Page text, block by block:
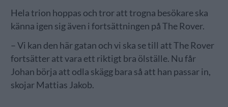
Hela trion hoppas och tror att trogna besökare ska
känna igen sig även i fortsättningen på The Rover.
– Vi kan den här gatan och vi ska se till att The Rover
fortsätter att vara ett riktigt bra ölställe. Nu får
Johan börja att odla skägg bara så att han passar in,
skojar Mattias Jakob.